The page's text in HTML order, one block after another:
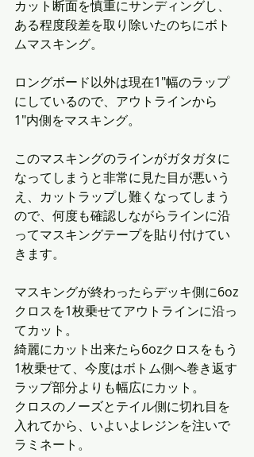
カット断面を慎重にサンディングし、
ある程度段差を取り除いたのちにボト
ムマスキング。
ロングボード以外は現在1"幅のラップ
にしているので、アウトラインから
1"内側をマスキング。
このマスキングのラインがガタガタに
なってしまうと非常に見た目が悪いう
え、カットラップし難くなってしまう
ので、何度も確認しながらラインに沿
ってマスキングテープを貼り付けてい
きます。
マスキングが終わったらデッキ側に6oz
クロスを1枚乗せてアウトラインに沿っ
てカット。
綺麗にカット出来たら6ozクロスをもう
1枚乗せて、今度はボトム側へ巻き返す
ラップ部分よりも幅広にカット。
クロスのノーズとテイル側に切れ目を
入れてから、いよいよレジンを注いで
ラミネート。